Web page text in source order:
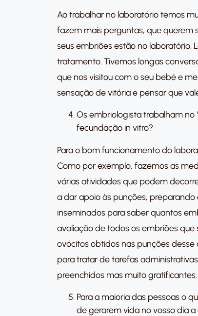
Ao trabalhar no laboratório temos
fazem mais perguntas, que querem
seus embriões estão no
tratamento. Tivemos longas
que nos visitou com o seu bebé e
sensação de vitória e pensar que
Os embriologista trabalham no
fecundação in vitro?
Para o bom funcionamento do
Como por exemplo, fazemos as
várias atividades que podem
a dar apoio às punções,
inseminados para saber quantos
avaliação de todos os embriões
ovócitos obtidos nas punções
para tratar de tarefas
preenchidos mas muito gratificantes.
Para a maioria das pessoas o
de gerarem vida no vosso dia a